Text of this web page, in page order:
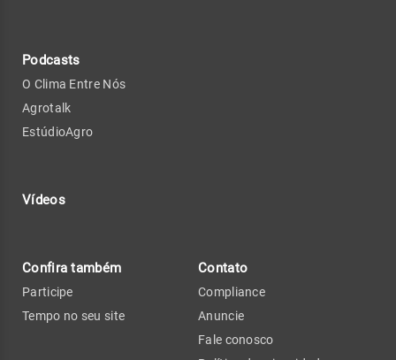
Podcasts
O Clima Entre Nós
Agrotalk
EstúdioAgro
Vídeos
Confira também
Participe
Tempo no seu site
Contato
Compliance
Anuncie
Fale conosco